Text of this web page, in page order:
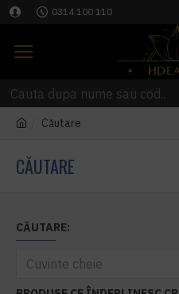
0314 100 110
Căutare
CĂUTARE
CĂUTARE: